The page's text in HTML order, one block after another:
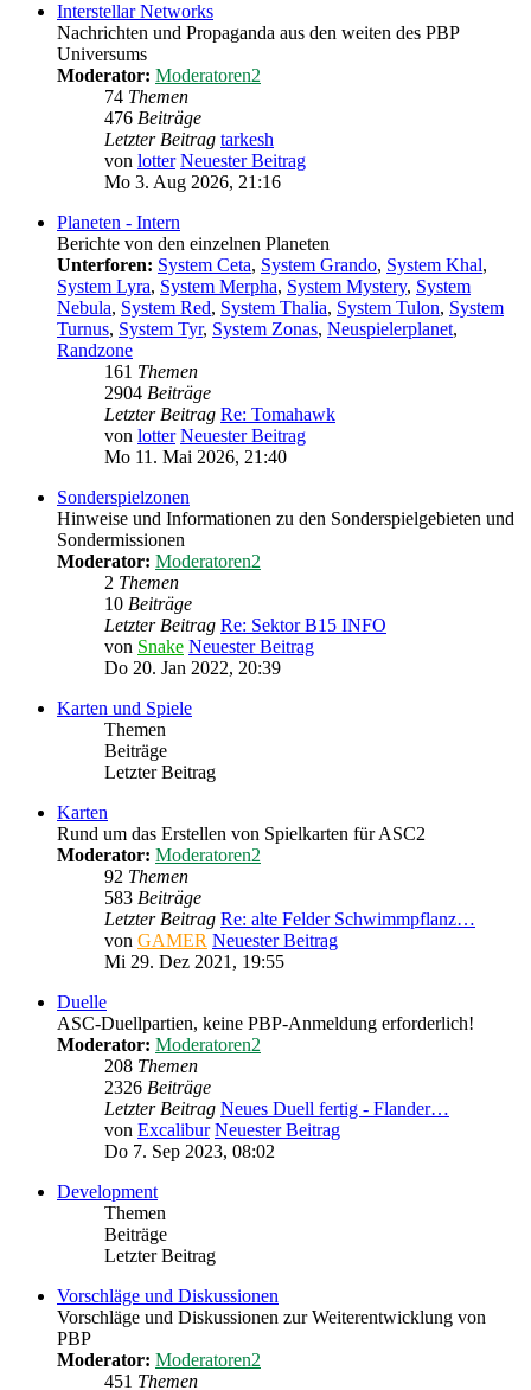
Interstellar Networks
Nachrichten und Propaganda aus den weiten des PBP
Universums
Moderator: Moderatoren2
74 Themen
476 Beiträge
Letzter Beitrag tarkesh
von lotter Neuester Beitrag
Mo 3. Aug 2026, 21:16
Planeten - Intern
Berichte von den einzelnen Planeten
Unterforen: System Ceta, System Grando, System Khal,
System Lyra, System Merpha, System Mystery, System
Nebula, System Red, System Thalia, System Tulon, System
Turnus, System Tyr, System Zonas, Neuspielerplanet,
Randzone
161 Themen
2904 Beiträge
Letzter Beitrag Re: Tomahawk
von lotter Neuester Beitrag
Mo 11. Mai 2026, 21:40
Sonderspielzonen
Hinweise und Informationen zu den Sonderspielgebieten und
Sondermissionen
Moderator: Moderatoren2
2 Themen
10 Beiträge
Letzter Beitrag Re: Sektor B15 INFO
von Snake Neuester Beitrag
Do 20. Jan 2022, 20:39
Karten und Spiele
Themen
Beiträge
Letzter Beitrag
Karten
Rund um das Erstellen von Spielkarten für ASC2
Moderator: Moderatoren2
92 Themen
583 Beiträge
Letzter Beitrag Re: alte Felder Schwimmpflanz…
von GAMER Neuester Beitrag
Mi 29. Dez 2021, 19:55
Duelle
ASC-Duellpartien, keine PBP-Anmeldung erforderlich!
Moderator: Moderatoren2
208 Themen
2326 Beiträge
Letzter Beitrag Neues Duell fertig - Flander…
von Excalibur Neuester Beitrag
Do 7. Sep 2023, 08:02
Development
Themen
Beiträge
Letzter Beitrag
Vorschläge und Diskussionen
Vorschläge und Diskussionen zur Weiterentwicklung von
PBP
Moderator: Moderatoren2
451 Themen